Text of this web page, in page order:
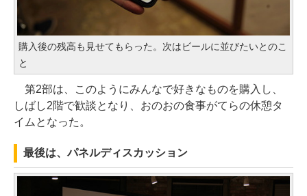
購入後の残高も見せてもらった。次はビールに並びたいとのこ
と
第2部は、このようにみんなで好きなものを購入し、
しばし2階で歓談となり、おのおの食事がてらの休憩タ
イムとなった。
最後は、パネルディスカッション